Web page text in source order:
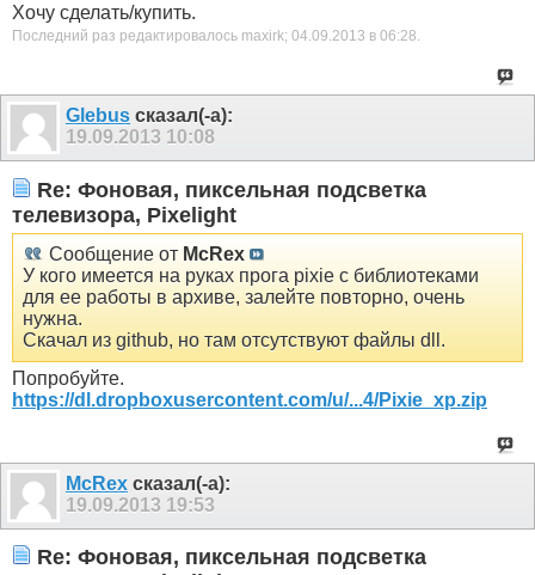
Хочу сделать/купить.
Последний раз редактировалось maxirk; 04.09.2013 в 06:28.
Glebus сказал(-а):
19.09.2013 10:08
Re: Фоновая, пиксельная подсветка
телевизора, Pixelight
Сообщение от McRex
У кого имеется на руках прога pixie с библиотеками
для ее работы в архиве, залейте повторно, очень
нужна.
Скачал из github, но там отсутствуют файлы dll.
Попробуйте.
https://dl.dropboxusercontent.com/u/...4/Pixie_xp.zip
McRex сказал(-а):
19.09.2013 19:53
Re: Фоновая, пиксельная подсветка